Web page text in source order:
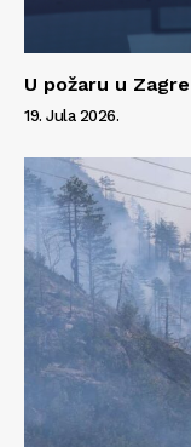
U požaru u
19. Jula 2026.